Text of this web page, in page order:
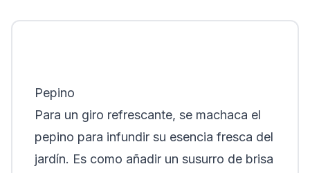
Pepino
Para un giro refrescante, se machaca el
pepino para infundir su esencia fresca del
jardín. Es como añadir un susurro de brisa